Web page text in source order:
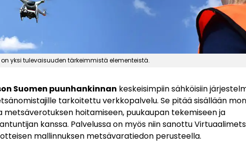
yksi tulevaisuuden tärkeimmistä elementeistä.
Suomen puunhankinnan keskeisimpiin sähköisiin
tarkoitettu verkkopalvelu. Se pitää sisällään
metsäverotuksen hoitamiseen, puukaupan tekemiseen ja
kanssa. Palvelussa on myös niin sanottu
mallinnuksen metsävaratiedon perusteella.